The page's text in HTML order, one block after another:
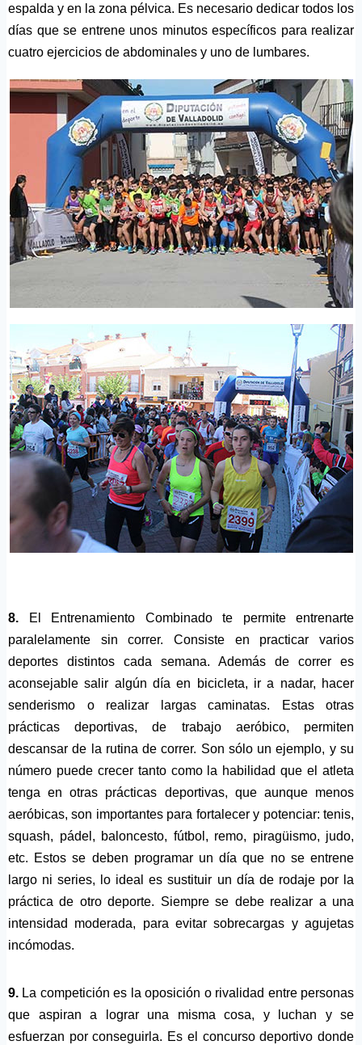
espalda y en la zona pélvica. Es necesario dedicar todos los
días que se entrene unos minutos específicos para realizar
cuatro ejercicios de abdominales y uno de lumbares.
8. El Entrenamiento Combinado te permite entrenarte
paralelamente sin correr. Consiste en practicar varios
deportes distintos cada semana. Además de correr es
aconsejable salir algún día en bicicleta, ir a nadar, hacer
senderismo o realizar largas caminatas. Estas otras
prácticas deportivas, de trabajo aeróbico, permiten
descansar de la rutina de correr. Son sólo un ejemplo, y su
número puede crecer tanto como la habilidad que el atleta
tenga en otras prácticas deportivas, que aunque menos
aeróbicas, son importantes para fortalecer y potenciar: tenis,
squash, pádel, baloncesto, fútbol, remo, piragüismo, judo,
etc. Estos se deben programar un día que no se entrene
largo ni series, lo ideal es sustituir un día de rodaje por la
práctica de otro deporte. Siempre se debe realizar a una
intensidad moderada, para evitar sobrecargas y agujetas
incómodas.
9. La competición es la oposición o rivalidad entre personas
que aspiran a lograr una misma cosa, y luchan y se
esfuerzan por conseguirla. Es el concurso deportivo donde